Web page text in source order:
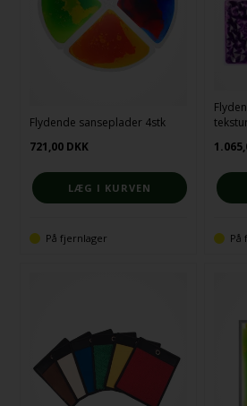
Flydende sanseplader 4stk
721,00 DKK
På fjernlager På